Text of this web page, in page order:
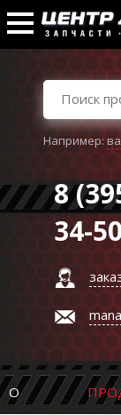
Например:
8
34-50
О